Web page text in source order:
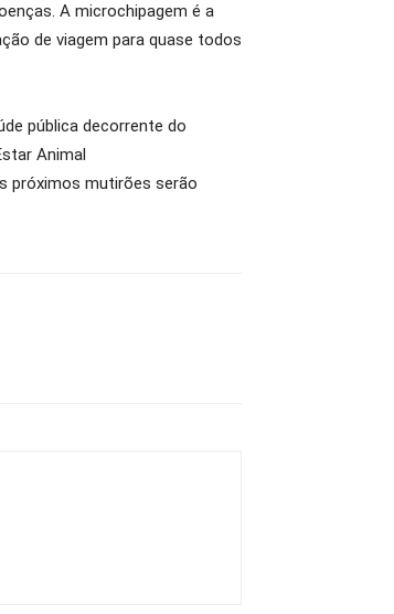
A microchipagem é a
de viagem para quase todos
pública decorrente do
Animal
próximos mutirões serão